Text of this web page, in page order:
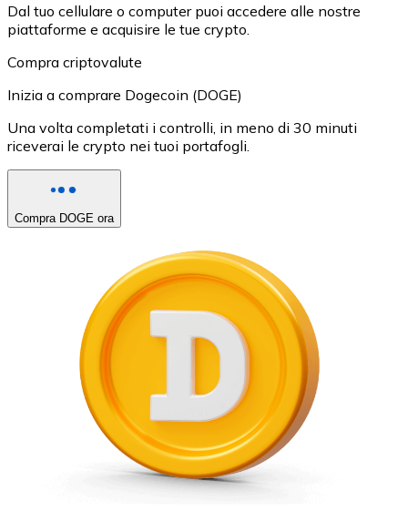
Dal tuo cellulare o computer puoi accedere alle nostre
piattaforme e acquisire le tue crypto.
Compra criptovalute
Inizia a comprare Dogecoin (DOGE)
Una volta completati i controlli, in meno di 30 minuti
riceverai le crypto nei tuoi portafogli.
Compra DOGE ora